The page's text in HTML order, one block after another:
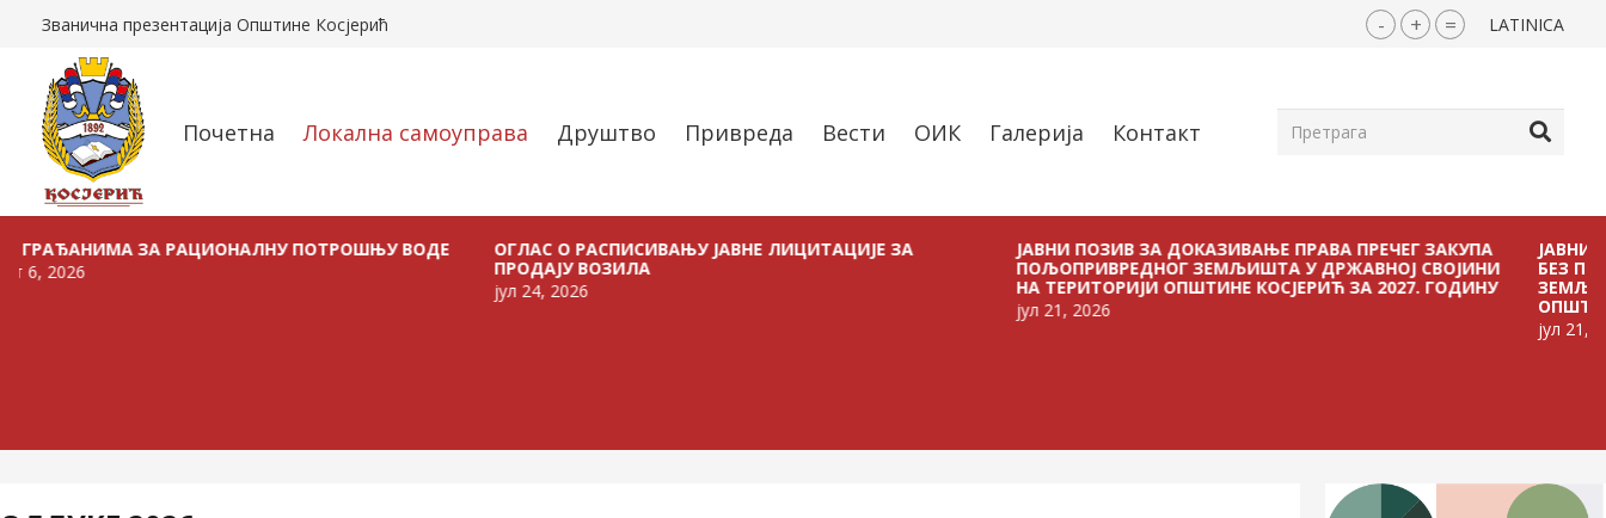
Званична презентација Општине Косјерић - + = LATINICA
Почетна Локална самоуправа Друштво Привреда Вести ОИК Галерија Контакт
ЗА РАЦИОНАЛНУ ПОТРОШЊУ ВОДЕ
ОГЛАС О РАСПИСИВАЊУ ЈАВНЕ ЛИЦИТАЦИЈЕ ЗА
ПРОДАЈУ ВОЗИЛА
јул 24, 2026
ЈАВНИ ПОЗИВ ЗА ДОКАЗИВАЊЕ ПРАВА ПРЕЧЕГ ЗАКУПА
ПОЉОПРИВРЕДНОГ ЗЕМЉИШТА У ДРЖАВНОЈ СВОЈИНИ
НА ТЕРИТОРИЈИ ОПШТИНЕ КОСЈЕРИЋ ЗА 2027. ГОДИНУ
јул 21, 2026
ЈАВНИ ПОЗИВ
БЕЗ ПЛАЋАЊА
ЗЕМЉИШТА У
ОПШТИНЕ
јул 21, 2026